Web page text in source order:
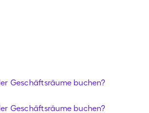
Geschäftsräume buchen?
Geschäftsräume buchen?